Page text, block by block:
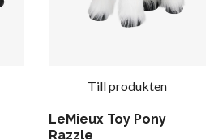
Till produkten
LeMieux Toy Pony
Razzle